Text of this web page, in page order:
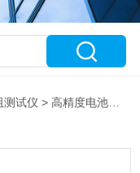
测试仪 > 高精度电池内阻测试仪 SMR3563B